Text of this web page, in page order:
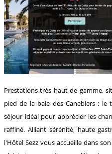
Prestations très haut de gamme,
pied de la baie des Canebiers :
séjour idéal pour apprécier les
raffiné. Alliant sérénité, haute
l'Hôtel Sezz vous accueille dans